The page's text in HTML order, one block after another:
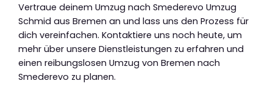
Vertraue deinem Umzug nach Smederevo Umzug
Schmid aus Bremen an und lass uns den Prozess für
dich vereinfachen. Kontaktiere uns noch heute, um
mehr über unsere Dienstleistungen zu erfahren und
einen reibungslosen Umzug von Bremen nach
Smederevo zu planen.